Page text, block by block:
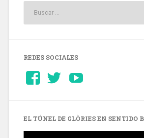
REDES SOCIALES
Ver
perfil
Ver
perfil
EL TÚNEL DE GLÒRIES EN SENTIDO